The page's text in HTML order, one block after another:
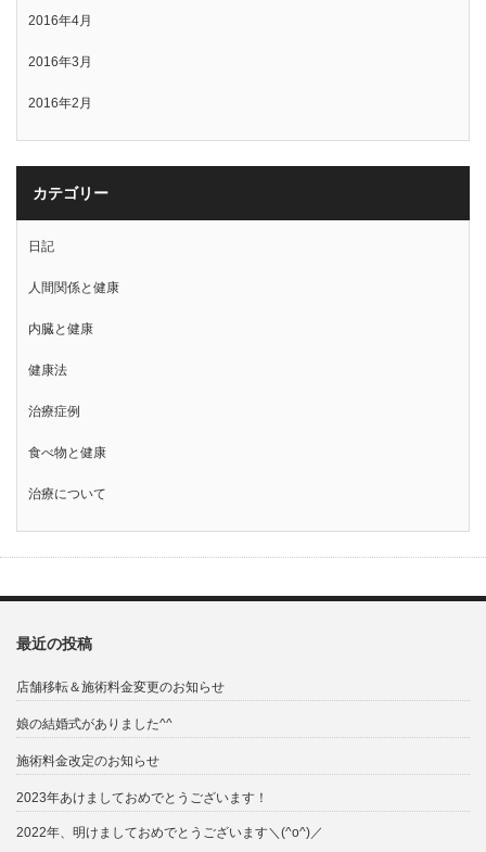
2016年4月
2016年3月
2016年2月
カテゴリー
日記
人間関係と健康
内臓と健康
健康法
治療症例
食べ物と健康
治療について
最近の投稿
店舗移転＆施術料金変更のお知らせ
娘の結婚式がありました^^
施術料金改定のお知らせ
2023年あけましておめでとうございます！
2022年、明けましておめでとうございます＼(^o^)／